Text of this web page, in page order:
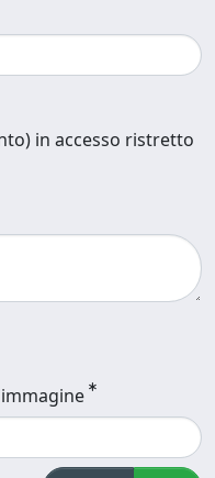
in accesso ristretto